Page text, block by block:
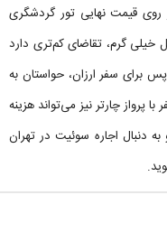
قیمت نهایی تور گردشگری
خیلی گرم، تقاضای کم‌تری دارد
برای سفر ارزان، حواستان به
چارتر نیز می‌تواند هزینه
دنبال اجاره سوئیت در تهران